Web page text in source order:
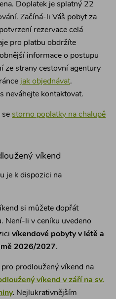
Doplatek je splatný 22
Začíná-li Váš pobyt za
rezervace celá
pro platbu obdržíte
informace o postupu
ze strany cestovní agentury
jak objednávat.
neváhejte kontaktovat.
se storno poplatky na chalupě
víkend
je k dispozici na
si můžete dopřát
Není-li v ceníku uvedeno
víkendové pobyty v létě a
2026/2027.
prodloužený víkend na
víkend v září na sv.
. Nejlukrativnějším